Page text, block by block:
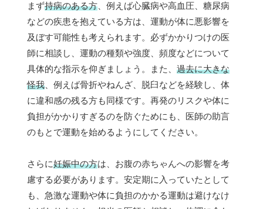
まず持病のある方 、例えば心臓病や高血圧、糖尿病
などの疾患を抱えている方は、運動が体に悪影響を
及ぼす可能性も考えられます。必ずかかりつけの医
師に相談し、運動の種類や強度、頻度などについて
具体的な指示を仰ぎましょう。また、 過去に大きな
怪我 、例えば骨折やねんざ、脱臼などを経験し、体
に違和感の残る方も同様です。再発のリスクや体に
負担がかかりすぎるのを防ぐためにも、医師の助言
のもとで運動を始めるようにしてください。
さらに妊娠中の方は、お腹の赤ちゃんへの影響を考
慮する必要があります。安定期に入っていたとして
も、急激な運動や体に負担のかかる運動は避けなけ